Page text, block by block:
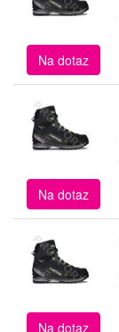
Na dotaz
Na dotaz
Na dotaz